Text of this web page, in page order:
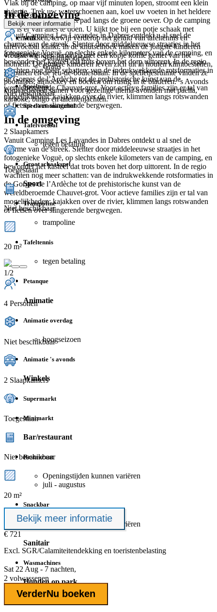
In de omgeving
Vanuit Camping Les Lavandes in Dabres ontdekt u al snel de
charme van de streek. Slenter door middeleeuwse straatjes in het
fotogenieke Voguë, op slechts enkele kilometers van de camping, en
bewonder het kasteel dat trots boven het dorp uittorent. In de regio
wachten nog meer schatten: van de indrukwekkende rotsformaties in
de Gorges de l’Ardèche tot de prehistorische kunst van de
wereldberoemde Chauvet-grot. Voor actieve families zijn er tal van
mogelijkheden: kajakken over de rivier, klimmen langs rotswanden
of fietsen over slingerende bergwegen.
Vlak bij de camping, op maar vijf minuten lopen, stroomt een klein
riviertje. Trek uw waterschoenen aan, koel uw voeten in het heldere
water en volg samen het pad langs de groene oever. Op de camping
zelf is er van alles te doen. U kijkt toe bij een potje schaak met
reuzenstukken, terwijl verderop het geluid van tafeltennis en
tafelvoetbal klinkt. In de knutselhoek maken de jongste kinderen
vrolijke werkjes, terwijl u met een kopje koffie geniet van het
moment. De grotere kinderen leven zich uit in houten klimtoestellen,
glijbanen en de jeu-de-boulesbaan. In de spelletjesruimte vinden ze
pooltafels, airhockey en boeken om rustig in te bladeren. ’s Avonds
komt iedereen samen voor gezellige thema-avonden met paëlla,
karaoke, bingo en talentenjachten.
In de omgeving
Vanuit Camping Les Lavandes in Dabres ontdekt u al snel de
charme van de streek. Slenter door middeleeuwse straatjes in het
fotogenieke Voguë, op slechts enkele kilometers van de camping, en
bewonder het kasteel dat trots boven het dorp uittorent. In de regio
wachten nog meer schatten: van de indrukwekkende rotsformaties in
de Gorges de l’Ardèche tot de prehistorische kunst van de
wereldberoemde Chauvet-grot. Voor actieve families zijn er tal van
mogelijkheden: kajakken over de rivier, klimmen langs rotswanden
of fietsen over slingerende bergwegen.
Faciliteiten
Wifi
Sommige delen
Gratis
Speeltuin
Speelautomatenhal
Tafelvoetbal
tegen betaling
Groot schaakspel
Sport
Trampoline
trampoline
Tafeltennis
tegen betaling
Petanque
Animatie
Animatie overdag
hoogseizoen
Animatie 's avonds
Winkels
Supermarkt
Minimarkt
Bar/restaurant
Restaurant
Openingstijden kunnen variëren
juli - augustus
Snackbar
Openingstijden kunnen variëren
Sanitair
Wasmachines
Honden op park
Stacaravan
Bekijk meer informatie
4 Personen
Niet beschikbaar
2 Slaapkamers
Toegestaan
Niet beschikbaar
20 m²
1/2
4 Personen
Niet beschikbaar
2 Slaapkamers
Toegestaan
Niet beschikbaar
20 m²
Bekijk meer informatie
€ 721
Excl. SGR/Calamiteitendekking en toeristenbelasting
Sat 22 Aug - 7 nachten,
2 volwassenen
VerderNu boeken